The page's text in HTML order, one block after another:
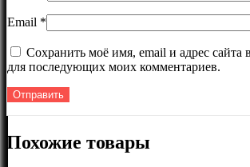
Email *
Сохранить моё имя, email и адрес сайта
для последующих моих комментариев.
Похожие товары